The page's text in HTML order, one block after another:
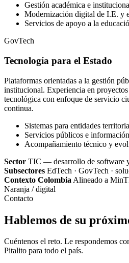
Gestión académica e
Modernización digital de I.E. y
Servicios de apoyo a la
GovTech
Tecnología para el Estado
Plataformas orientadas a la gestión
institucional. Experiencia en
tecnológica con enfoque de servicio
continua.
Sistemas para entidades
Servicios públicos e
Acompañamiento técnico y
Sector TIC — desarrollo de software
Subsectores EdTech · GovTech ·
Contexto Colombia Alineado a
Naranja / digital
Contacto
Hablemos de su
Cuéntenos el reto. Le respondemos
Pitalito para todo el país.